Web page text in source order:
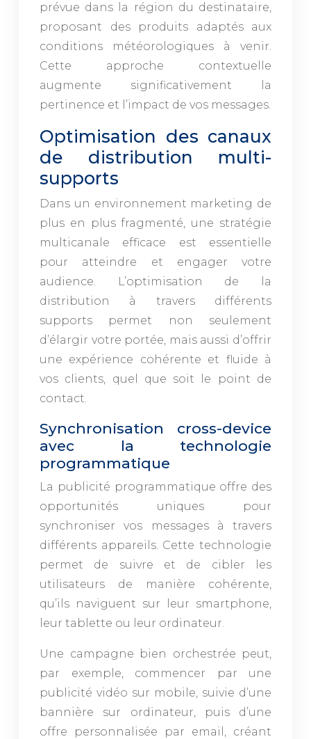
prévue dans la région du destinataire,
proposant des produits adaptés aux
conditions météorologiques à venir.
Cette approche contextuelle
augmente significativement la
pertinence et l’impact de vos messages.
Optimisation des canaux
de distribution multi-
supports
Dans un environnement marketing de
plus en plus fragmenté, une stratégie
multicanale efficace est essentielle
pour atteindre et engager votre
audience. L’optimisation de la
distribution à travers différents
supports permet non seulement
d’élargir votre portée, mais aussi d’offrir
une expérience cohérente et fluide à
vos clients, quel que soit le point de
contact.
Synchronisation cross-device
avec la technologie
programmatique
La publicité programmatique offre des
opportunités uniques pour
synchroniser vos messages à travers
différents appareils. Cette technologie
permet de suivre et de cibler les
utilisateurs de manière cohérente,
qu’ils naviguent sur leur smartphone,
leur tablette ou leur ordinateur.
Une campagne bien orchestrée peut,
par exemple, commencer par une
publicité vidéo sur mobile, suivie d’une
bannière sur ordinateur, puis d’une
offre personnalisée par email, créant